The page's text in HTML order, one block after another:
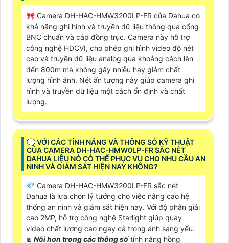
🎀 Camera DH-HAC-HMW3200LP-FR của Dahua có
khả năng ghi hình và truyền dữ liệu thông qua cổng
BNC chuẩn và cáp đồng trục. Camera này hỗ trợ
công nghệ HDCVI, cho phép ghi hình video độ nét
cao và truyền dữ liệu analog qua khoảng cách lên
đến 800m mà không gây nhiễu hay giảm chất
lượng hình ảnh. Nét ấn tượng này giúp camera ghi
hình và truyền dữ liệu một cách ổn định và chất
lượng.
🗨️ VỚI CÁC TÍNH NĂNG VÀ THÔNG SỐ KỸ THUẬT
CỦA CAMERA DH-HAC-HMW0LP-FR SẮC NÉT
DAHUA LIỆU NÓ CÓ THỂ PHỤC VỤ CHO NHU CẦU AN
NINH VÀ GIÁM SÁT HIỆN NAY KHÔNG?
💎 Camera DH-HAC-HMW3200LP-FR sắc nét
Dahua là lựa chọn lý tưởng cho việc nâng cao hệ
thống an ninh và giám sát hiện nay. Với độ phân giải
cao 2MP, hỗ trợ công nghệ Starlight giúp quay
video chất lượng cao ngay cả trong ánh sáng yếu.
₪ Nỗi hơn trong các thông sốtính năng hồng